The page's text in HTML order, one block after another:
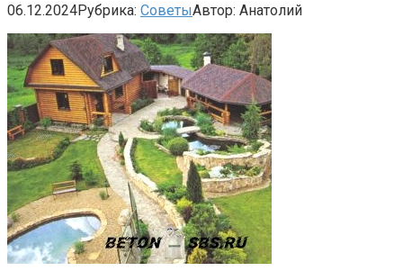
06.12.2024Рубрика: СоветыАвтор: Анатолий